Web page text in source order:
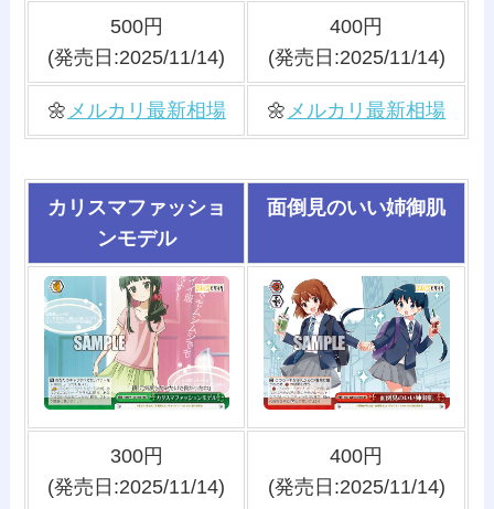
500円
(発売日:2025/11/14)
400円
(発売日:2025/11/14)
🌼 メルカリ最新相場 🌼 メルカリ最新相場
カリスマファッショ
ンモデル
面倒見のいい姉御肌
300円
(発売日:2025/11/14)
400円
(発売日:2025/11/14)